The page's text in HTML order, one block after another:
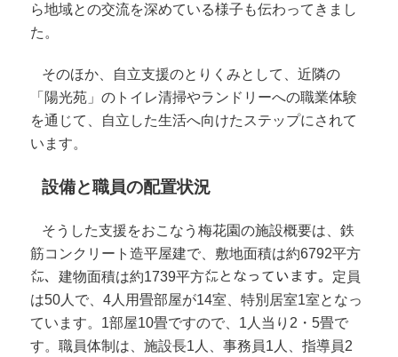
ら地域との交流を深めている様子も伝わってきまし
た。
そのほか、自立支援のとりくみとして、近隣の
「陽光苑」のトイレ清掃やランドリーへの職業体験
を通じて、自立した生活へ向けたステップにされて
います。
設備と職員の配置状況
そうした支援をおこなう梅花園の施設概要は、鉄
筋コンクリート造平屋建で、敷地面積は約6792平方
㍍、建物面積は約1739平方㍍となっています。定員
は50人で、4人用畳部屋が14室、特別居室1室となっ
ています。1部屋10畳ですので、1人当り2・5畳で
す。職員体制は、施設長1人、事務員1人、指導員2